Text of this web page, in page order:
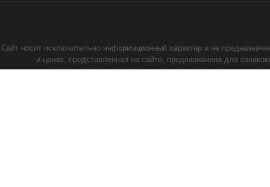
Сайт носит исключительно информационный характер и не
и ценах, представленная на сайте, предназначена для